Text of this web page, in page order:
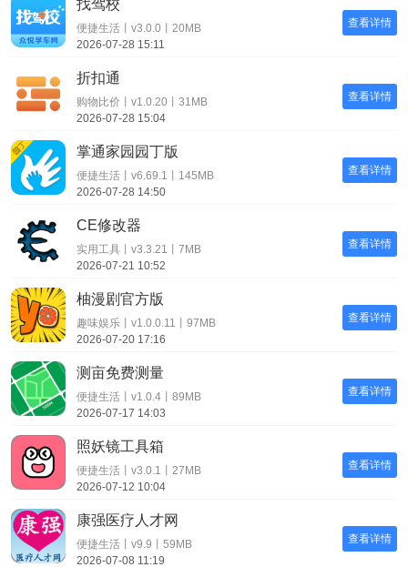
查看详情
找驾校
便捷生活丨v3.0.0丨20MB
2026-07-28 15:11
查看详情
折扣通
购物比价丨v1.0.20丨31MB
2026-07-28 15:04
查看详情
掌通家园园丁版
便捷生活丨v6.69.1丨145MB
2026-07-28 14:50
查看详情
CE修改器
实用工具丨v3.3.21丨7MB
2026-07-21 10:52
查看详情
柚漫剧官方版
趣味娱乐丨v1.0.0.11丨97MB
2026-07-20 17:16
查看详情
测亩免费测量
便捷生活丨v1.0.4丨89MB
2026-07-17 14:03
查看详情
照妖镜工具箱
便捷生活丨v3.0.1丨27MB
2026-07-12 10:04
查看详情
康强医疗人才网
便捷生活丨v9.9丨59MB
2026-07-08 11:19